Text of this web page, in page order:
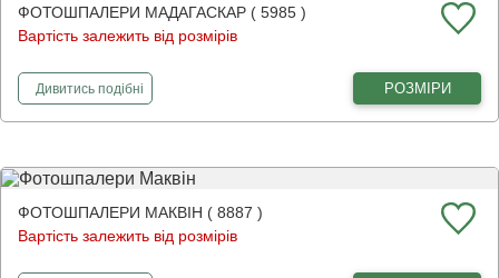
ФОТОШПАЛЕРИ МАДАГАСКАР ( 5985 )
Вартість залежить від розмірів
Дивитисьфотошпалери
подібні РОЗМІРИ
ФОТОШПАЛЕРИ МАКВІН ( 8887 )
Вартість залежить від розмірів